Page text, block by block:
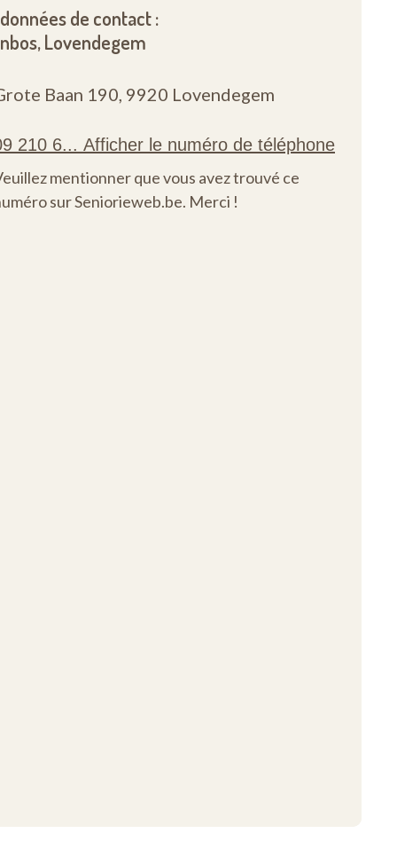
de contact :
Lovendegem
Baan 190, 9920 Lovendegem
mentionner que vous avez trouvé ce
sur Seniorieweb.be. Merci !